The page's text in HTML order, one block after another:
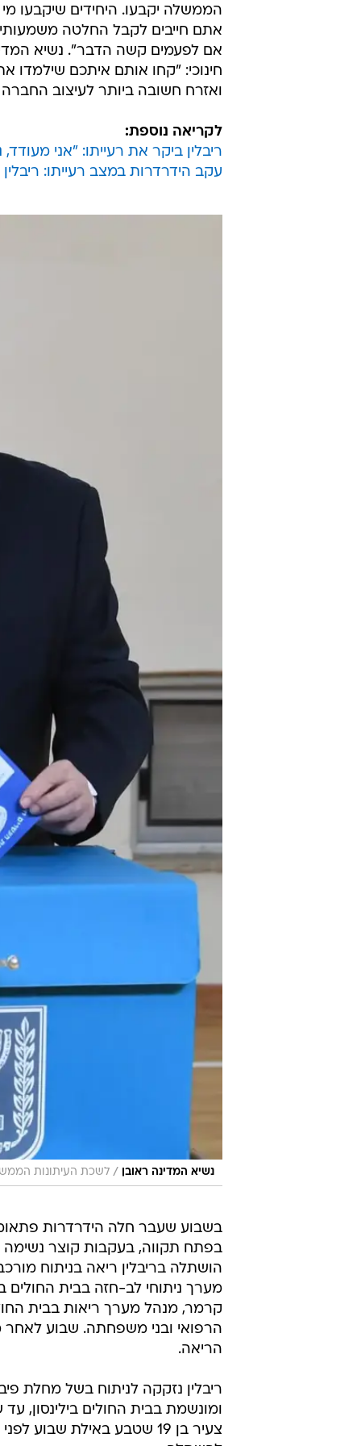
הממשלה יקבעו. היחידים
אתם חייבים לקבל החלטה
אם לפעמים קשה הדבר". נשיא
חינוכי: "קחו אותם איתכם
ואזרח חשובה ביותר לעיצוב
לקריאה נוספת:
ריבלין ביקר את רעייתו: "אני
עקב הידרדרות במצב רעייתו:
נשיא המדינה ראובן / לשכת העיתונות
בשבוע שעבר חלה הידרדרות
בפתח תקווה, בעקבות קוצר
הושתלה בריבלין ריאה בניתוח
מערך ניתוחי לב-חזה בבית החולים
קרמר, מנהל מערך ריאות בבית
הרפואי ובני משפחתה. שבוע לאחר
הריאה.
ריבלין נזקקה לניתוח בשל מחלת
ומונשמת בבית החולים בילינסון,
צעיר בן 19 שטבע באילת